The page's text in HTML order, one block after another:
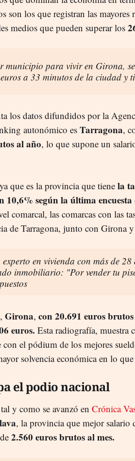
son los que registran las
medios que pueden superar los
municipio para vivir en Girona,
a 33 minutos de la ciudad y
los datos difundidos por la
autonómico es Tarragona,
al año, lo que supone un
que es la provincia que tiene la
10,6% según la última
comarcal, las comarcas con las
de Tarragona, junto con Girona
en vivienda con más de
inmobiliario: "Por vender tu
Girona, con 20.691 euros
euros. Esta radiografía, muestra
con el pódium de los mejores
solvencia económica en lo que
el podio nacional
y como se avanzó en Crónica
, la provincia que mejor salario
2.560 euros brutos al mes.